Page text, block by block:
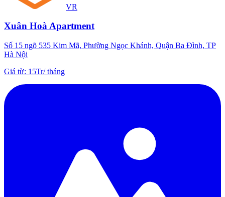
VR
Xuân Hoà Apartment
Số 15 ngõ 535 Kim Mã, Phường Ngọc Khánh, Quận Ba Đình, TP
Hà Nội
Giá từ: 15Tr/tháng